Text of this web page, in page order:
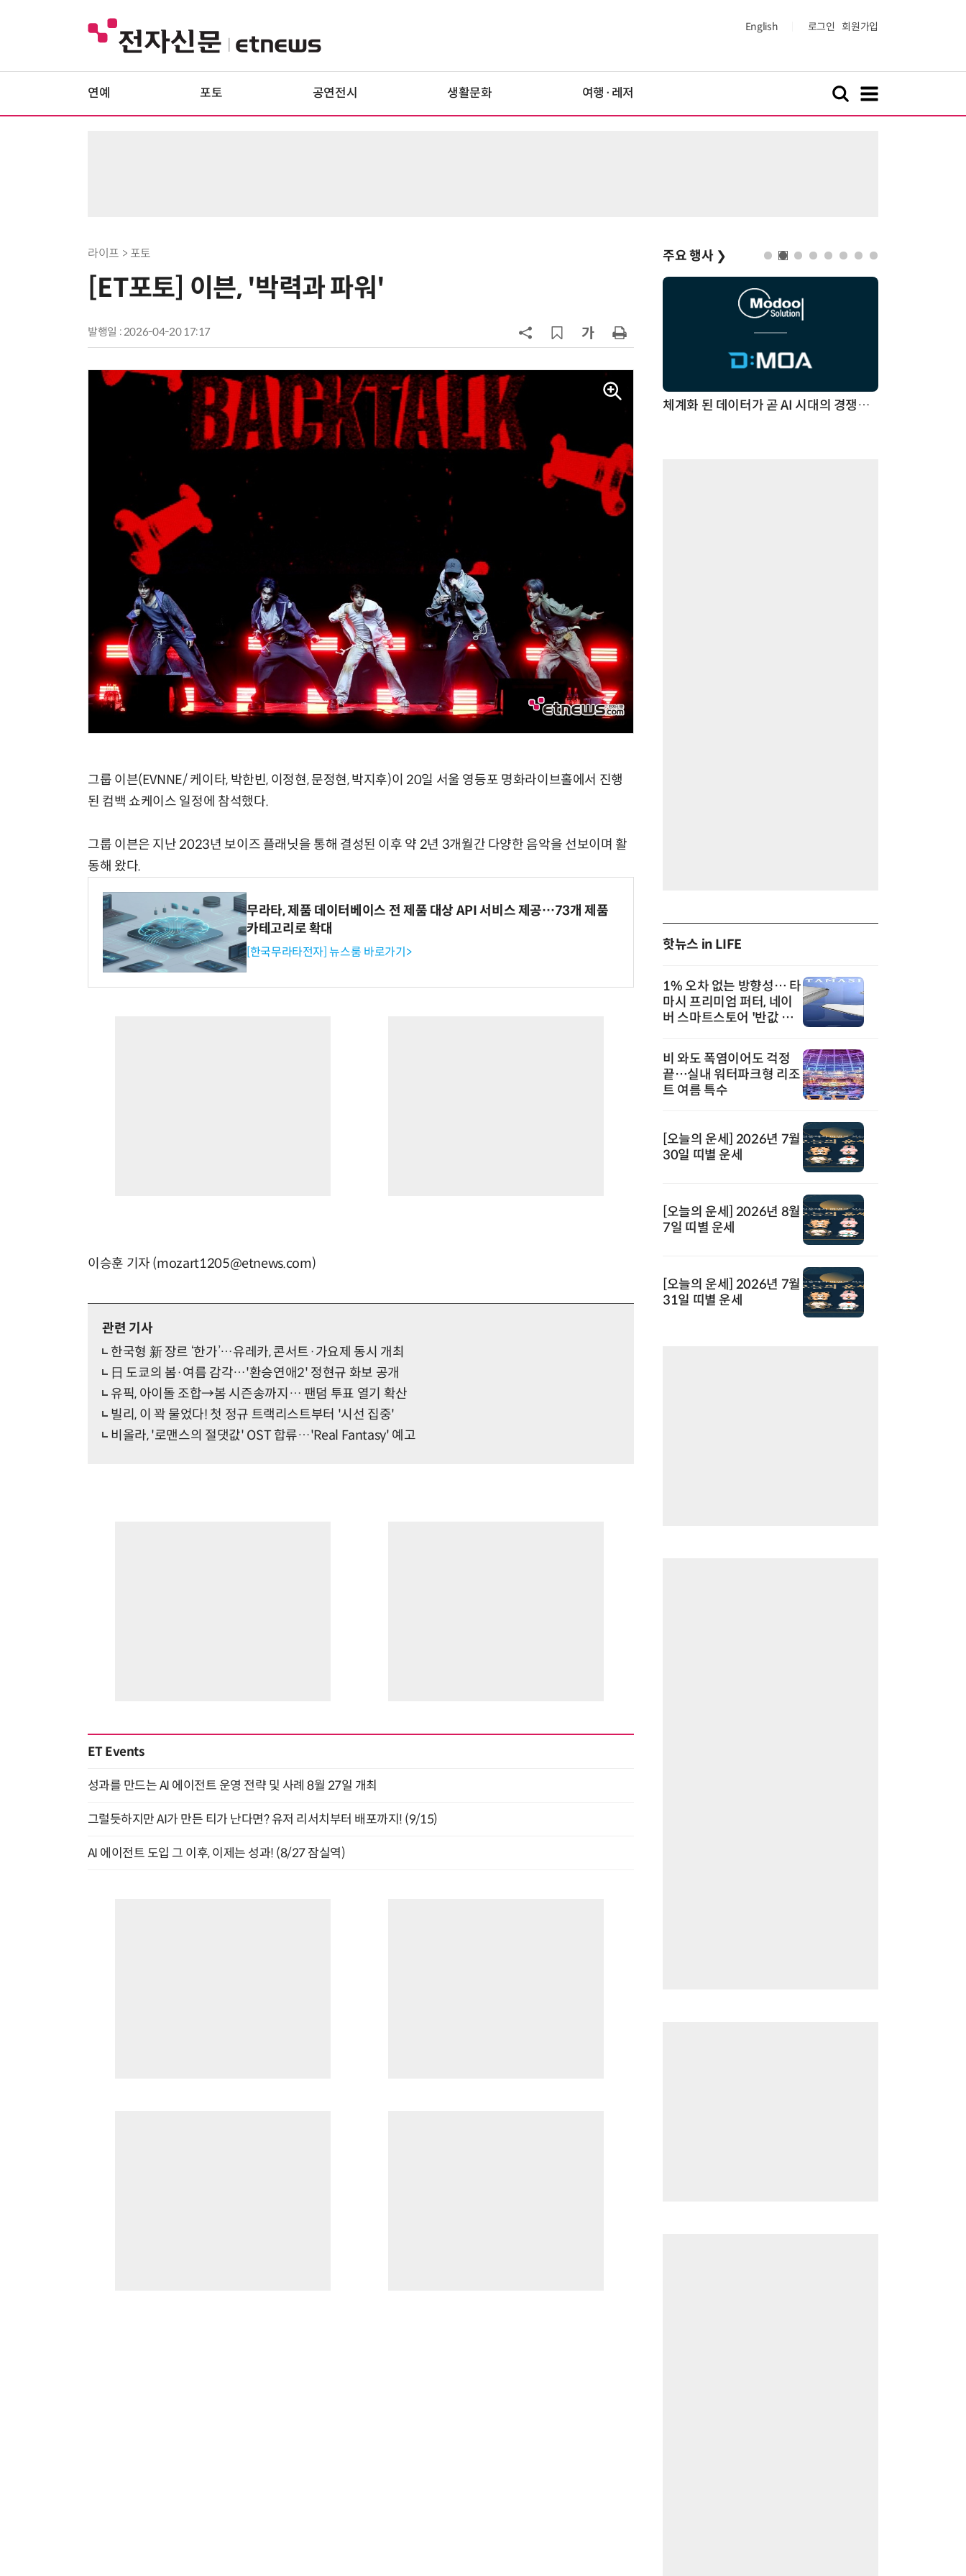
English 로그인 회원가입
연예 포토 공연전시 생활문화 여행·레저
라이프 > 포토
[ET포토] 이븐, '박력과 파워'
발행일 : 2026-04-20 17:17
그룹 이븐(EVNNE/ 케이타, 박한빈, 이정현, 문정현, 박지후)이 20일 서울 영등포 명화라이브홀에서 진행
된 컴백 쇼케이스 일정에 참석했다.
그룹 이븐은 지난 2023년 보이즈 플래닛을 통해 결성된 이후 약 2년 3개월간 다양한 음악을 선보이며 활
동해 왔다.
무라타, 제품 데이터베이스 전 제품 대상 API 서비스 제공…73개 제품
카테고리로 확대
[한국무라타전자] 뉴스룸 바로가기>
이승훈 기자 (mozart1205@etnews.com)
관련 기사
한국형 新 장르 ‘한가’…유레카, 콘서트·가요제 동시 개최
日 도쿄의 봄·여름 감각…'환승연애2' 정현규 화보 공개
유픽, 아이돌 조합→봄 시즌송까지… 팬덤 투표 열기 확산
빌리, 이 꽉 물었다! 첫 정규 트랙리스트부터 '시선 집중'
비올라, '로맨스의 절댓값' OST 합류…'Real Fantasy' 예고
ET Events
성과를 만드는 AI 에이전트 운영 전략 및 사례 8월 27일 개최
그럴듯하지만 AI가 만든 티가 난다면? 유저 리서치부터 배포까지! (9/15)
AI 에이전트 도입 그 이후, 이제는 성과! (8/27 잠실역)
주요 행사 ❯
AI Native Enterprise를 지원하는 AI Ready Data 플랫폼 활용 전략 체계화 된 데이터가 곧 AI 시대의 경쟁력이다
핫뉴스 in LIFE
1% 오차 없는 방향성… 타
마시 프리미엄 퍼터, 네이
버 스마트스토어 '반값 할
비 와도 폭염이어도 걱정
끝…실내 워터파크형 리조
트 여름 특수
[오늘의 운세] 2026년 7월
30일 띠별 운세
[오늘의 운세] 2026년 8월
7일 띠별 운세
[오늘의 운세] 2026년 7월
31일 띠별 운세